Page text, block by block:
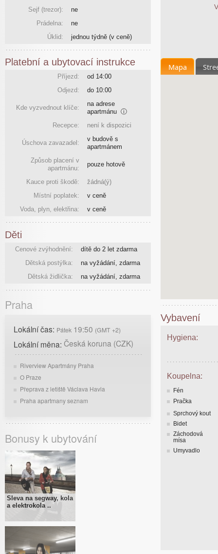
Mapa
Vybavení
Hygiena:
Koupelna:
Fén
Pračka
Sprchový kout
Bidet
Záchodová
mísa
Umyvadlo
Sejf (trezor):
ne
Prádelna:
ne
Úklid:
jednou týdně (v ceně)
Platební a ubytovací instrukce
Příjezd:
od 14:00
Odjezd:
do 10:00
Kde vyzvednout klíče:
na adrese
apartmánu ⓘ
Recepce:
není k dispozici
Úschova zavazadel:
v budově s
apartmánem
Způsob placení v
apartmánu:
pouze hotově
Kauce proti škodě:
žádná(ý)
Místní poplatek:
v ceně
Voda, plyn, elektřina:
v ceně
Děti
Cenové zvýhodnění:
dítě do 2 let zdarma
Dětská postýlka:
na vyžádání, zdarma
Dětská židlička:
na vyžádání, zdarma
Praha
Lokální čas: Pátek 19:50 (GMT +2)
Lokální měna: Česká koruna (CZK)
Riverview Apartmány Praha
O Praze
Přeprava z letiště Václava Havla
Praha apartmany seznam
Bonusy k ubytování
Sleva na segway, kola
a elektrokola ..